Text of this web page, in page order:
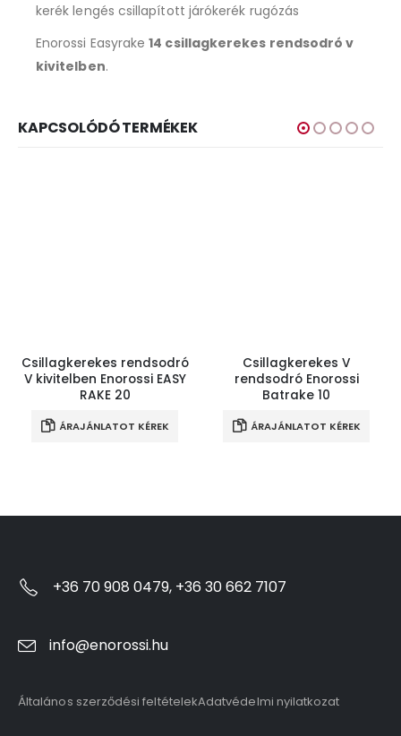
kerék lengés csillapított járókerék rugózás
Enorossi Easyrake14 csillagkerekes rendsodró v
kivitelben.
KAPCSOLÓDÓ TERMÉKEK
Csillagkerekes rendsodró
V kivitelben Enorossi EASY
RAKE 20
ÁRAJÁNLATOT KÉREK
Csillagkerekes V
rendsodró Enorossi
Batrake 10
ÁRAJÁNLATOT KÉREK
+36 70 908 0479, +36 30 662 7107
info@enorossi.hu
Általános szerződési feltételekAdatvédelmi nyilatkozat